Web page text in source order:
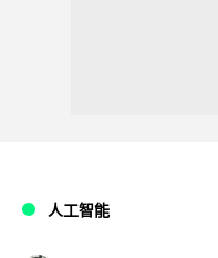
人工智能